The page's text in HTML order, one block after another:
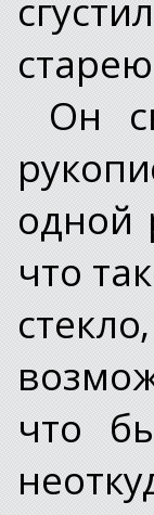
Он
одной
что
что